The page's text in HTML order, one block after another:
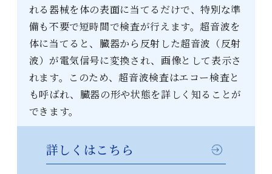
れる器械を体の表面に当てるだけで、特別な準
備も不要で短時間で検査が行えます。超音波を
体に当てると、臓器から反射した超音波（反射
波）が電気信号に変換され、画像として表示さ
れます。このため、超音波検査はエコー検査と
も呼ばれ、臓器の形や状態を詳しく知ることが
できます。
詳しくはこちら